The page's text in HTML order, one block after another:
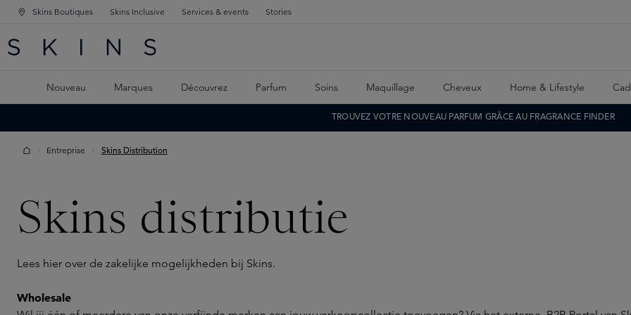
PRINCIPALE
CONTENU PRINCIPAL
Skins Boutiques Skins Inclusive Services & events Stories
Nouveau Marques Découvrez Parfum Soins Maquillage Cheveux Home & Lifestyle
TROUVEZ VOTRE NOUVEAU PARFUM GRÂCE AU FRAGRANCE FINDER
Entreprise Skins Distribution
Skins distributie
Lees hier over de zakelijke mogelijkheden bij Skins.
Wholesale